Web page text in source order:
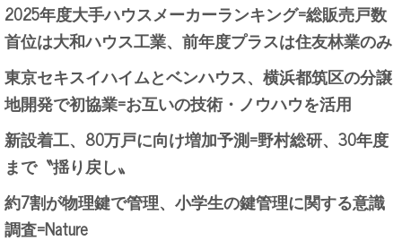
2025年度大手ハウスメーカーランキング=総販売戸数
首位は大和ハウス工業、前年度プラスは住友林業のみ
東京セキスイハイムとベンハウス、横浜都筑区の分譲
地開発で初協業=お互いの技術・ノウハウを活用
新設着工、80万戸に向け増加予測=野村総研、30年度
まで〝揺り戻し〟
約7割が物理鍵で管理、小学生の鍵管理に関する意識
調査=Nature